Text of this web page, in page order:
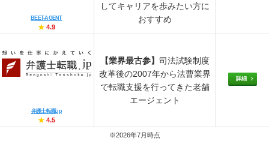
BEET-AGENT
★4.9
してキャリアを歩みたい方に
おすすめ
弁護士転職.jp
★4.5
【業界最古参】 司法試験制度
改革後の2007年から法曹業界
で転職支援を行ってきた老舗
エージェント
詳細
※2026年7月時点